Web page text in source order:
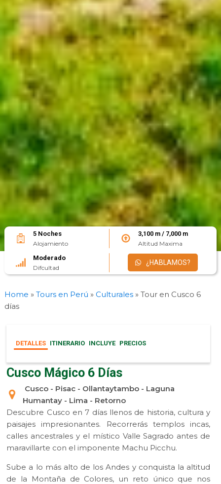
5 Noches
Alojamiento
3,100 m / 7,000 m
Altitud Maxima
Moderado
Difcultad
¿HABLAMOS?
Home » Tours en Perú » Culturales» Tour en Cusco 6
días
DETALLES ITINERARIO INCLUYE PRECIOS
Cusco Mágico 6 Días
Cusco - Pisac - Ollantaytambo - Laguna
Humantay - Lima - Retorno
Descubre Cusco en 7 días llenos de historia, cultura y
paisajes impresionantes. Recorrerás templos incas,
calles ancestrales y el místico Valle Sagrado antes de
maravillarte con el imponente Machu Picchu.
Sube a lo más alto de los Andes y conquista la altitud
de la Montaña de Colores, un reto único que nos